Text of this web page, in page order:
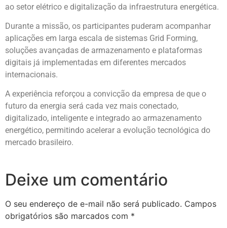
ao setor elétrico e digitalização da infraestrutura energética.
Durante a missão, os participantes puderam acompanhar
aplicações em larga escala de sistemas Grid Forming,
soluções avançadas de armazenamento e plataformas
digitais já implementadas em diferentes mercados
internacionais.
A experiência reforçou a convicção da empresa de que o
futuro da energia será cada vez mais conectado,
digitalizado, inteligente e integrado ao armazenamento
energético, permitindo acelerar a evolução tecnológica do
mercado brasileiro.
Deixe um comentário
O seu endereço de e-mail não será publicado. Campos
obrigatórios são marcados com *